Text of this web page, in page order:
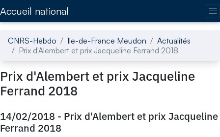
Accueil national
CNRS-Hebdo Ile-de-France Meudon
Actualités
Prix d'Alembert et prix Jacqueline Ferrand 2018
Prix d'Alembert et prix Jacqueline
Ferrand 2018
14/02/2018 - Prix d'Alembert et prix Jacqueline
Ferrand 2018